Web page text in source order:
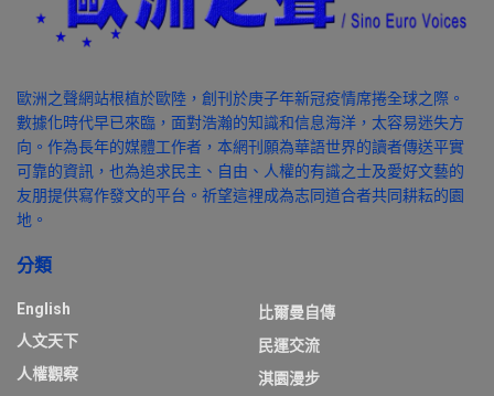
歐洲之聲網站根植於歐陸，創刊於庚子年新冠疫情席捲全球之際。
數據化時代早已來臨，面對浩瀚的知識和信息海洋，太容易迷失方
向。作為長年的媒體工作者，本網刊願為華語世界的讀者傳送平實
可靠的資訊，也為追求民主、自由、人權的有識之士及愛好文藝的
友朋提供寫作發文的平台。祈望這裡成為志同道合者共同耕耘的園
地。
分類
English
人文天下
人權觀察
比爾曼自傳
民運交流
淇園漫步